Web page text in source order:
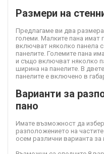
Размери на
Предлагаме ви два размера
големи. Малките пана имат
включват няколко панела
панелите. Големите пана
и също включват няколко
ширина на панелите. В
панелите е включено в
Варианти за
пано
Имате възможност да
разположението на
осем различни варианта за